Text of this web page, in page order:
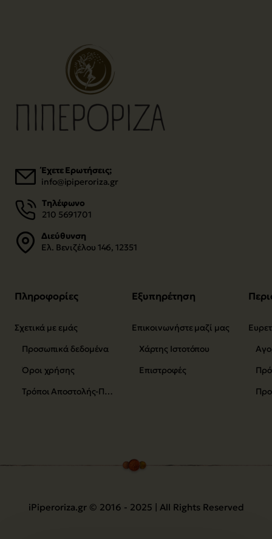
Έχετε Ερωτήσεις;
info@ipiperoriza.gr
Τηλέφωνο
210 5691701
Διεύθυνση
Ελ. Βενιζέλου 146, 12351
Πληροφορίες
Σχετικά με εμάς
Προσωπικά δεδομένα
Όροι χρήσης
Τρόποι Αποστολής-Πληρωμής
Εξυπηρέτηση
Επικοινωνήστε μαζί μας
Χάρτης Ιστοτόπου
Επιστροφές
iPiperoriza.gr © 2016 - 2025 | All Rights Reserved